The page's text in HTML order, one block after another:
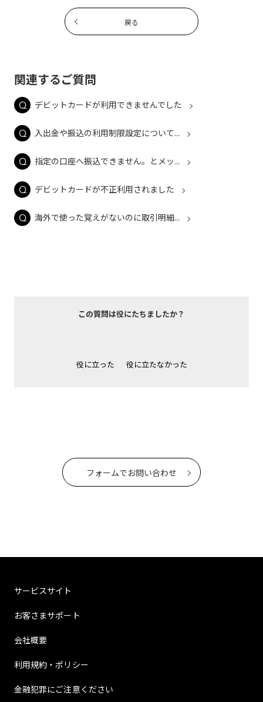
戻る
関連するご質問
デビットカードが利用できませんでした
入出金や振込の利用制限設定について...
指定の口座へ振込できません。とメッ...
デビットカードが不正利用されました
海外で使った覚えがないのに取引明細...
この質問は役にたちましたか？
役に立った 役に立たなかった
フォームでお問い合わせ
サービスサイト
お客さまサポート
会社概要
利用規約・ポリシー
金融犯罪にご注意ください